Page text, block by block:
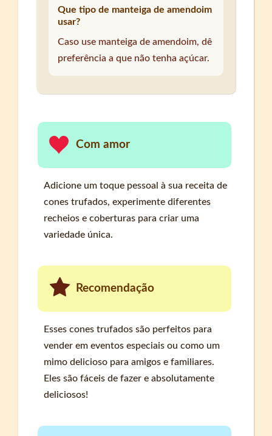
Que tipo de manteiga de amendoim
usar?
Caso use manteiga de amendoim, dê
preferência a que não tenha açúcar.
Com amor
Adicione um toque pessoal à sua receita de
cones trufados, experimente diferentes
recheios e coberturas para criar uma
variedade única.
Recomendação
Esses cones trufados são perfeitos para
vender em eventos especiais ou como um
mimo delicioso para amigos e familiares.
Eles são fáceis de fazer e absolutamente
deliciosos!